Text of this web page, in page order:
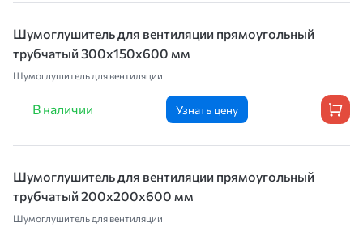
Шумоглушитель для вентиляции прямоугольный
трубчатый 300х150х600 мм
Шумоглушитель для вентиляции
В наличии Узнать цену
Шумоглушитель для вентиляции прямоугольный
трубчатый 200х200х600 мм
Шумоглушитель для вентиляции